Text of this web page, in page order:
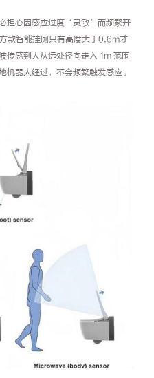
担心因感应过度“灵敏”而频繁开
款智能挂厕只有高度大于0.6m才
传感到人从远处径向走入 1m 范围
机器人经过，不会频繁触发感应。